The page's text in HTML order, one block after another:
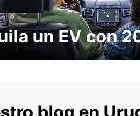
un EV con